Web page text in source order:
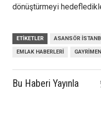
dönüştürmeyi
ETIKETLER ASANSÖR
EMLAK HABERLERI
Bu Haberi Yayınla